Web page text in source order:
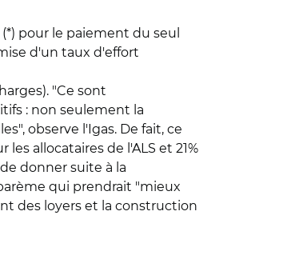
pour le paiement du seul
d'un taux d'effort
"Ce sont
: non seulement la
observe l'Igas. De fait, ce
allocataires de l'ALS et 21%
donner suite à la
qui prendrait "mieux
des loyers et la construction